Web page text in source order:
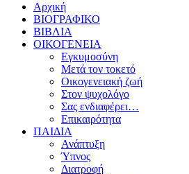
Αρχική
ΒΙΟΓΡΑΦΙΚΟ
ΒΙΒΛΙΑ
ΟΙΚΟΓΕΝΕΙΑ
Εγκυμοσύνη
Μετά τον τοκετό
Οικογενειακή ζωή
Στον ψυχολόγο
Σας ενδιαφέρει…
Επικαιρότητα
ΠΑΙΔΙΑ
Ανάπτυξη
Ύπνος
Διατροφή